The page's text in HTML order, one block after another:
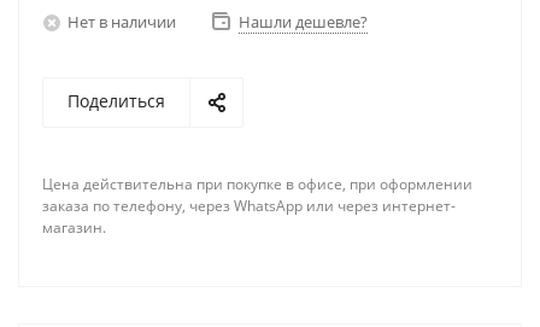
Нет в наличии Нашли дешевле?
Поделиться
Цена действительна при покупке в офисе, при оформлении
заказа по телефону, через WhatsApp или через интернет-
магазин.